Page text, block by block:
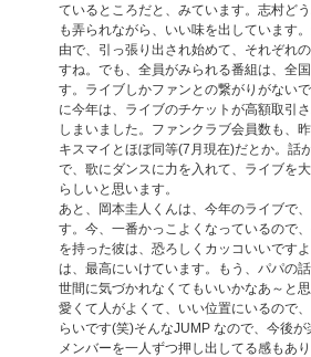
ているところだと、みています。志村ど
も弄られながら、いい味を出しています
由で、引っ張り出され始めて、それぞれ
すね。でも、全員がみられる番組は、全
す。ライブしかファンとの繋がりがない
に今年は、ライブのチケットが高額取引
しまいました。ファンクラブ会員数も、
キスマイとほぼ同等(7月現在)だとか。話
で、歌にダンスに力を入れて、ライブを
らしいと思います。
あと、岡本圭人くんは、今年のライブで
す。今、一番かっこよくなっているので
を持った彼は、恐ろしくカッコいいです
は、最高にいけています。もう、パパの
世間に気づかれなくてもいいかなあ～と
愛くて人がよくて、いい位置にいるので
らいです(笑)そんなJUMP なので、今後
メンバーを一人ずつ押し出してる感もあ